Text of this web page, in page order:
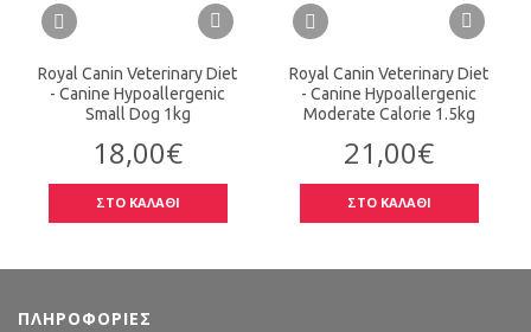
Royal Canin Veterinary Diet
- Canine Hypoallergenic
Small Dog 1kg
18,00€
ΣΤΟ ΚΑΛΑΘΙ
Royal Canin Veterinary Diet
- Canine Hypoallergenic
Moderate Calorie 1.5kg
21,00€
ΣΤΟ ΚΑΛΑΘΙ
ΠΛΗΡΟΦΟΡΊΕΣ